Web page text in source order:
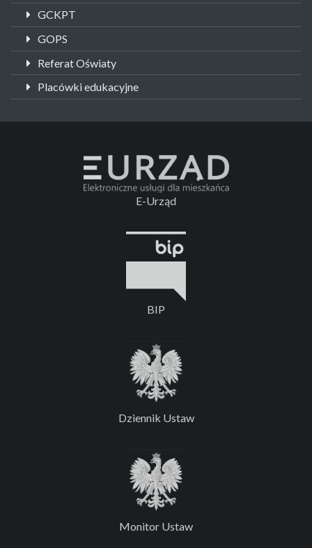
GCKPT
GOPS
Referat Oświaty
Placówki edukacyjne
E-Urząd
BIP
Dziennik Ustaw
Monitor Ustaw